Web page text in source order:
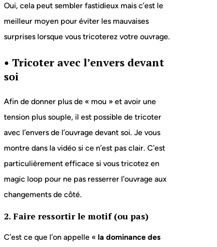
Oui, cela peut sembler fastidieux mais c’est le
meilleur moyen pour éviter les mauvaises
surprises lorsque vous tricoterez votre ouvrage.
• Tricoter avec l’envers devant
soi
Afin de donner plus de « mou » et avoir une
tension plus souple, il est possible de tricoter
avec l’envers de l’ouvrage devant soi. Je vous
montre dans la vidéo si ce n’est pas clair. C’est
particulièrement efficace si vous tricotez en
magic loop pour ne pas resserrer l’ouvrage aux
changements de côté.
2. Faire ressortir le motif (ou pas)
C’est ce que l’on appelle « la dominance des